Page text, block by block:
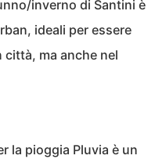
inverno di Santini è
ideali per essere
ma anche nel
la pioggia Pluvia è un